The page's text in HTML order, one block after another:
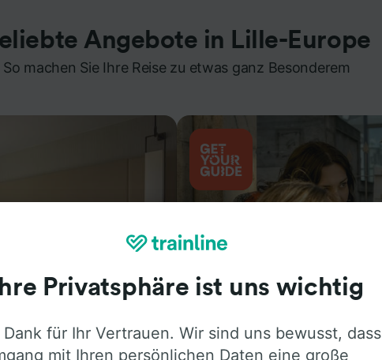
Angebote in Lille-Europe
So machen Sie Ihre Reise zu etwas ganz Besonderem
Ihre Privatsphäre ist uns wichtig
für Ihr Vertrauen. Wir sind uns bewusst, dass
mit Ihren persönlichen Daten eine große